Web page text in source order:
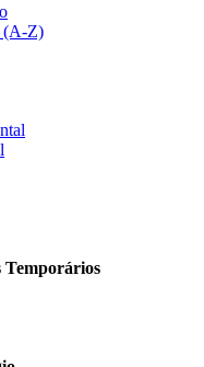
(A-Z)
Temporários